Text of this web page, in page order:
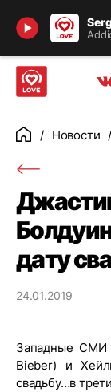
Найти
ГлавнаяНовости
дату
24.01.2019
Западные
Bieber) и
свадьбу…в